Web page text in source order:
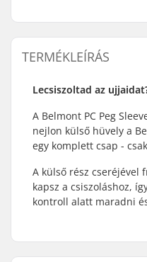
TERMÉKLEÍRÁS
Lecsiszoltad az
A Belmont PC Peg
nejlon külső hüvely a
egy komplett csap -
A külső rész cseréjével
kapsz a csiszoláshoz,
kontroll alatt maradni